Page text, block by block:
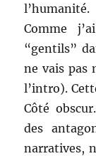
l’humanité.
Comme
“gentils”
ne vais pas
l’intro).
Côté
des
narratives,